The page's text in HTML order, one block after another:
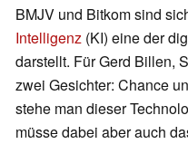
BMJV und Bitkom sind
Intelligenz (KI) eine der
darstellt. Für Gerd Billen,
zwei Gesichter: Chance
stehe man dieser
müsse dabei aber auch